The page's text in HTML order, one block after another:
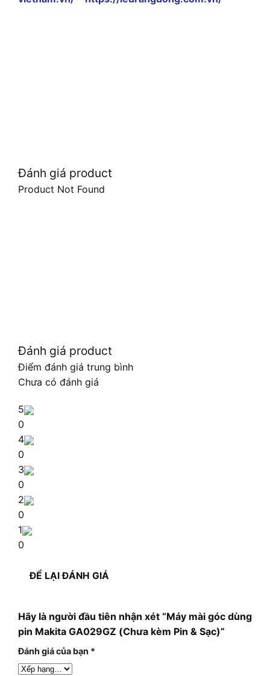
Đánh giá product
Product Not Found
Đánh giá product
Điểm đánh giá trung bình
Chưa có đánh giá
5
0
4
0
3
0
2
0
1
0
ĐỂ LẠI ĐÁNH GIÁ
Hãy là người đầu tiên nhận xét “Máy mài góc dùng
pin Makita GA029GZ (Chưa kèm Pin & Sạc)”
Đánh giá của bạn *